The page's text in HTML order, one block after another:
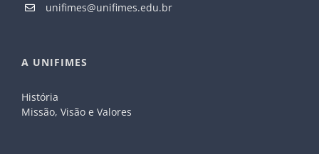
unifimes@unifimes.edu.br
A UNIFIMES
História
Missão, Visão e Valores